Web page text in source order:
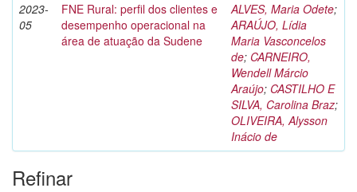
2023-
05
FNE Rural: perfil dos clientes e
desempenho operacional na
área de atuação da Sudene
ALVES, Maria Odete;
ARAÚJO, Lídia
Maria Vasconcelos
de; CARNEIRO,
Wendell Márcio
Araújo; CASTILHO E
SILVA, Carolina Braz;
OLIVEIRA, Alysson
Inácio de
Refinar